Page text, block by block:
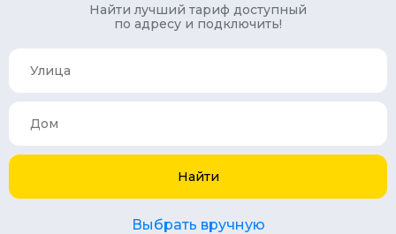
Найти лучший тариф доступный
по адресу и подключить!
Найти
Выбрать вручную